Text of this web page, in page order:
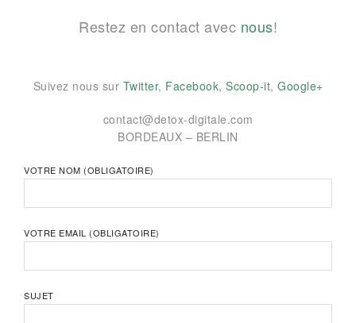
Restez en contact avec nous!
Suivez nous sur Twitter, Facebook, Scoop-it, Google+
contact@detox-digitale.com
BORDEAUX – BERLIN
VOTRE NOM (OBLIGATOIRE)
VOTRE EMAIL (OBLIGATOIRE)
SUJET